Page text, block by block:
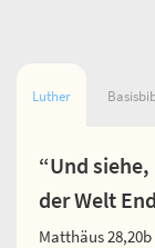
Luther
“Und
der Welt
Matthäus 28,20b